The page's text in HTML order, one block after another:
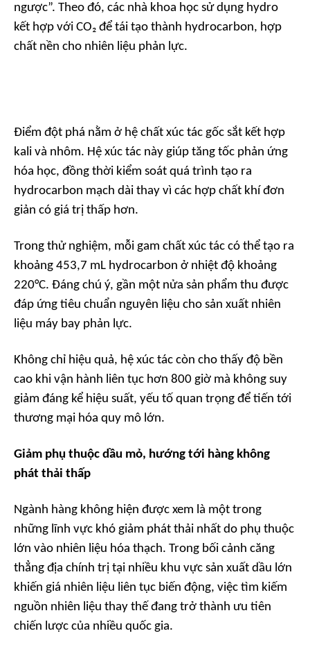
ngược”. Theo đó, các nhà khoa học sử dụng hydro
kết hợp với CO₂ để tái tạo thành hydrocarbon, hợp
chất nền cho nhiên liệu phản lực.
Điểm đột phá nằm ở hệ chất xúc tác gốc sắt kết hợp
kali và nhôm. Hệ xúc tác này giúp tăng tốc phản ứng
hóa học, đồng thời kiểm soát quá trình tạo ra
hydrocarbon mạch dài thay vì các hợp chất khí đơn
giản có giá trị thấp hơn.
Trong thử nghiệm, mỗi gam chất xúc tác có thể tạo ra
khoảng 453,7 mL hydrocarbon ở nhiệt độ khoảng
220°C. Đáng chú ý, gần một nửa sản phẩm thu được
đáp ứng tiêu chuẩn nguyên liệu cho sản xuất nhiên
liệu máy bay phản lực.
Không chỉ hiệu quả, hệ xúc tác còn cho thấy độ bền
cao khi vận hành liên tục hơn 800 giờ mà không suy
giảm đáng kể hiệu suất, yếu tố quan trọng để tiến tới
thương mại hóa quy mô lớn.
Giảm phụ thuộc dầu mỏ, hướng tới hàng không
phát thải thấp
Ngành hàng không hiện được xem là một trong
những lĩnh vực khó giảm phát thải nhất do phụ thuộc
lớn vào nhiên liệu hóa thạch. Trong bối cảnh căng
thẳng địa chính trị tại nhiều khu vực sản xuất dầu lớn
khiến giá nhiên liệu liên tục biến động, việc tìm kiếm
nguồn nhiên liệu thay thế đang trở thành ưu tiên
chiến lược của nhiều quốc gia.